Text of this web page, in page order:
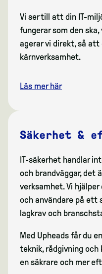
Vi ser till att din IT-
fungerar som den
agerar vi direkt, så att
kärnverksamhet.
Läs mer här
Säkerhet &
IT-säkerhet handlar
och brandväggar, det
verksamhet. Vi
och användare på ett
lagkrav och
Med Upheads får du
teknik, rådgivning och
en säkrare och mer